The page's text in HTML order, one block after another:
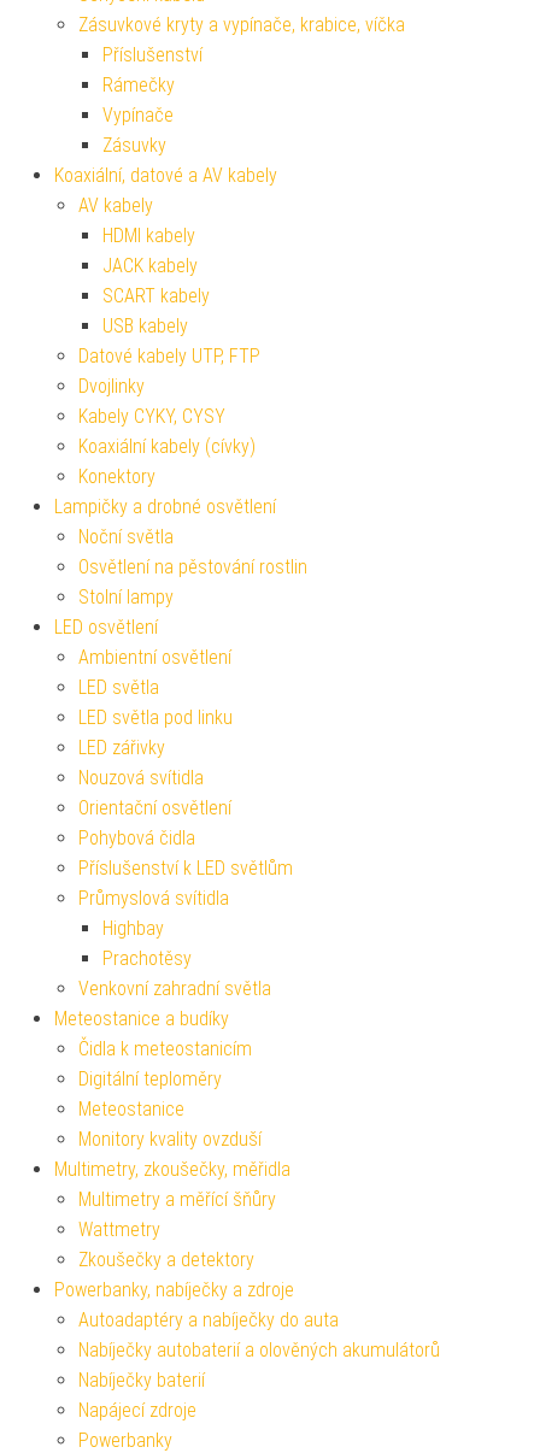
Zásuvkové kryty a vypínače, krabice, víčka
Příslušenství
Rámečky
Vypínače
Zásuvky
Koaxiální, datové a AV kabely
AV kabely
HDMI kabely
JACK kabely
SCART kabely
USB kabely
Datové kabely UTP, FTP
Dvojlinky
Kabely CYKY, CYSY
Koaxiální kabely (cívky)
Konektory
Lampičky a drobné osvětlení
Noční světla
Osvětlení na pěstování rostlin
Stolní lampy
LED osvětlení
Ambientní osvětlení
LED světla
LED světla pod linku
LED zářivky
Nouzová svítidla
Orientační osvětlení
Pohybová čidla
Příslušenství k LED světlům
Průmyslová svítidla
Highbay
Prachotěsy
Venkovní zahradní světla
Meteostanice a budíky
Čidla k meteostanicím
Digitální teploměry
Meteostanice
Monitory kvality ovzduší
Multimetry, zkoušečky, měřidla
Multimetry a měřící šňůry
Wattmetry
Zkoušečky a detektory
Powerbanky, nabíječky a zdroje
Autoadaptéry a nabíječky do auta
Nabíječky autobaterií a olověných akumulátorů
Nabíječky baterií
Napájecí zdroje
Powerbanky